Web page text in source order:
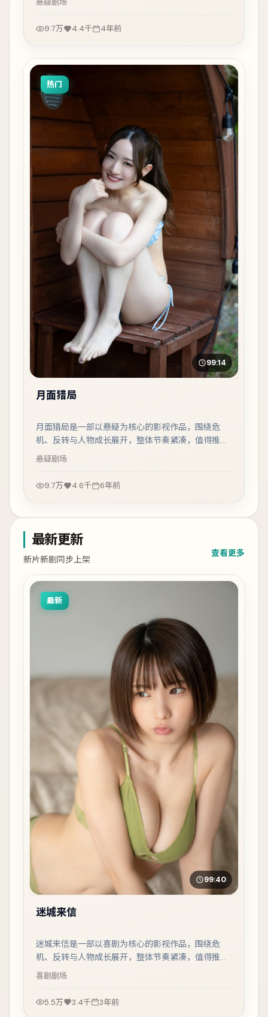
悬疑剧场
9.7万 4.4千 4年前
热门
99:14
月面猎局
月面猎局是一部以悬疑为核心的影视作品，围绕危
机、反转与人物成长展开，整体节奏紧凑，值得推荐
观看。
悬疑剧场
9.7万 4.6千 6年前
最新更新
新片新剧同步上架
查看更多
最新
99:40
迷城来信
迷城来信是一部以喜剧为核心的影视作品，围绕危
机、反转与人物成长展开，整体节奏紧凑，值得推荐
观看。
喜剧剧场
5.5万 3.4千 3年前